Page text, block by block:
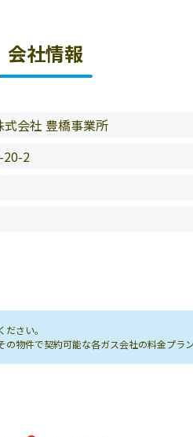
会社情報
会社 豊橋事業所
20-2
さい。
物件で契約可能な各ガス会社の料金プラ